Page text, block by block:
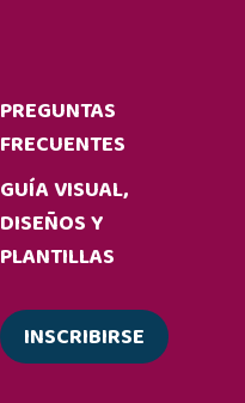
PREGUNTAS
FRECUENTES
GUÍA VISUAL,
DISEÑOS Y
PLANTILLAS
INSCRIBIRSE